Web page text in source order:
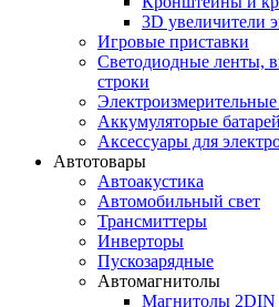
3D увеличители
Игровые приставки
Светодиодные ленты,
строки
Аккумуляторые
Аксессуары для
Автотовары
Автоакустика
Автомобильный свет
Трансмиттеры
Инверторы
Пускозарядные
Автомагнитолы
Магнитолы 2DIN